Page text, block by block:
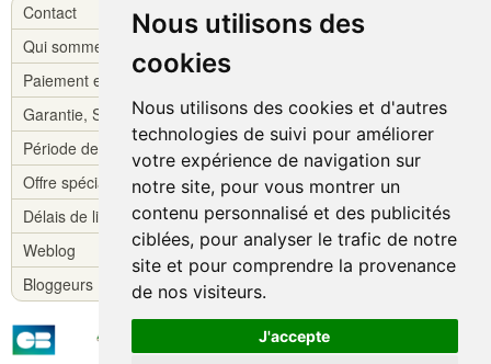
Nous utilisons des
cookies
Nous utilisons des cookies et d'autres
technologies de suivi pour améliorer
votre expérience de navigation sur
notre site, pour vous montrer un
contenu personnalisé et des publicités
ciblées, pour analyser le trafic de notre
site et pour comprendre la provenance
de nos visiteurs.
J'accepte
Contact
Qui sommes-nous ?
Paiement et livraison
Garantie, S.A.V.
Période de réflexion
Offre spéciale !
Délais de livraison
Weblog
Bloggeurs